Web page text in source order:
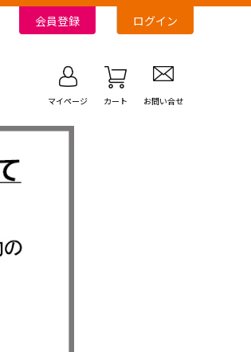
会員登録 ログイン
マイページ カート お問い合せ